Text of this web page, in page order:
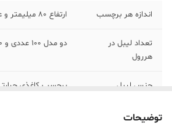
اندازه هر برچسب ارتفاع 80 میلیمتر و عرض 60 میلیمتر
تعداد لیبل در
هررول
دو مدل 100 عددی و 500 عددی
جنس لیبل برچسب کاغذی
رنگ
توضیحات